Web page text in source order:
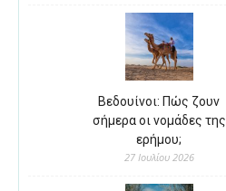
Βεδουίνοι: Πώς ζουν
σήμερα οι νομάδες της
ερήμου;
27 Ιουλίου 2026